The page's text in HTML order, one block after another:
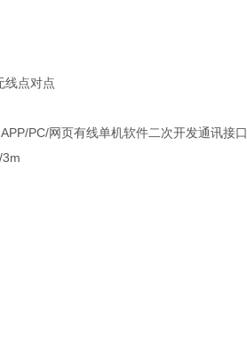
点对点
PC/网页有线单机软件二次开发通讯接口